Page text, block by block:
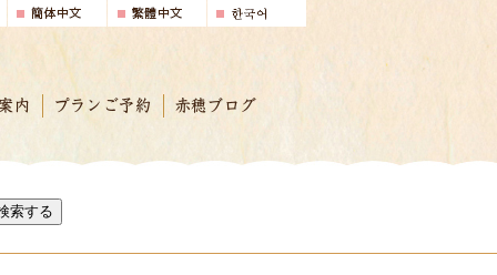
内 プランご予約 赤穂ブログ
索する